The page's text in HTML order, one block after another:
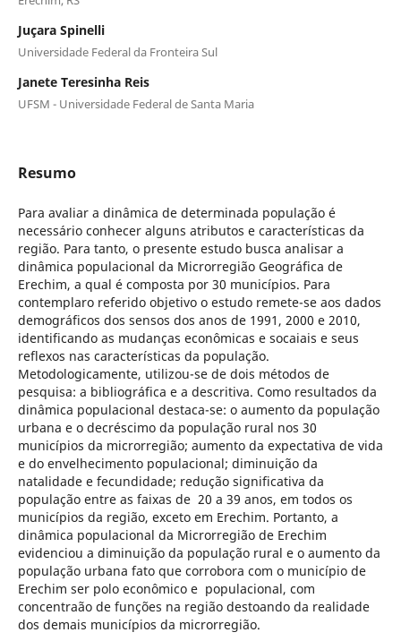
Juçara Spinelli
Universidade Federal da Fronteira Sul
Janete Teresinha Reis
UFSM - Universidade Federal de Santa Maria
Resumo
Para avaliar a dinâmica de determinada população é
necessário conhecer alguns atributos e características da
região. Para tanto, o presente estudo busca analisar a
dinâmica populacional da Microrregião Geográfica de
Erechim, a qual é composta por 30 municípios. Para
contemplaro referido objetivo o estudo remete-se aos dados
demográficos dos sensos dos anos de 1991, 2000 e 2010,
identificando as mudanças econômicas e socaiais e seus
reflexos nas características da população.
Metodologicamente, utilizou-se de dois métodos de
pesquisa: a bibliográfica e a descritiva. Como resultados da
dinâmica populacional destaca-se: o aumento da população
urbana e o decréscimo da população rural nos 30
municípios da microrregião; aumento da expectativa de vida
e do envelhecimento populacional; diminuição da
natalidade e fecundidade; redução significativa da
população entre as faixas de 20 a 39 anos, em todos os
municípios da região, exceto em Erechim. Portanto, a
dinâmica populacional da Microrregião de Erechim
evidenciou a diminuição da população rural e o aumento da
população urbana fato que corrobora com o município de
Erechim ser polo econômico e populacional, com
concentraão de funções na região destoando da realidade
dos demais municípios da microrregião.